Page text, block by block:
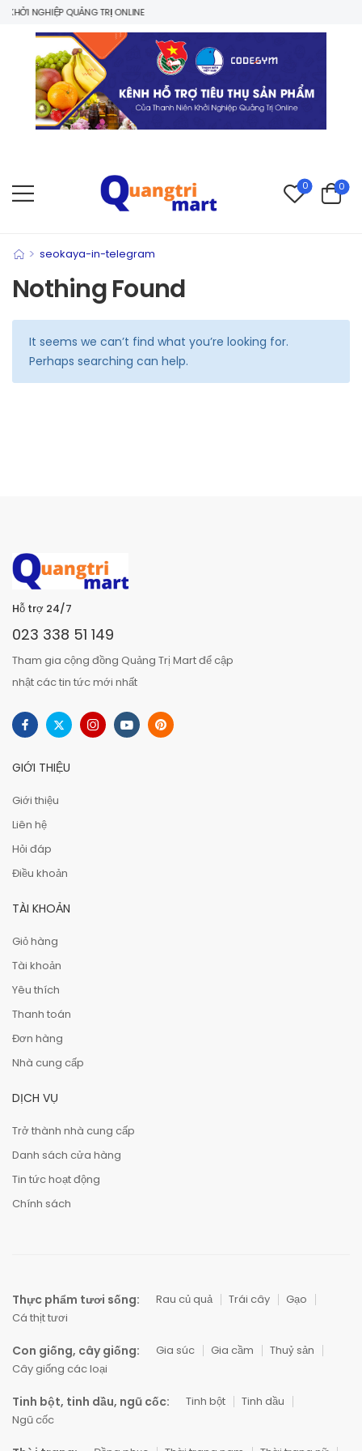
NGHIỆP QUẢNG TRỊ ONLINE
0 0
> seokaya-in-telegram
Nothing Found
It seems we can’t find what you’re looking for.
Perhaps searching can help.
Hỗ trợ 24/7
023 338 51 149
Tham gia cộng đồng Quảng Trị Mart để cập
nhật các tin tức mới nhất
GIỚI THIỆU
Giới thiệu
Liên hệ
Hỏi đáp
Điều khoản
TÀI KHOẢN
Giỏ hàng
Tài khoản
Yêu thích
Thanh toán
Đơn hàng
Nhà cung cấp
DỊCH VỤ
Trở thành nhà cung cấp
Danh sách cửa hàng
Tin tức hoạt động
Chính sách
Thực phẩm tươi sống: Rau củ quả Trái cây
Gạo
Cá thịt tươi
Con giống, cây giống: Gia súc Gia cầm
Thuỷ sản
Cây giống các loại
Tinh bột, tinh dầu, ngũ cốc: Tinh bột
Tinh dầu
Ngũ cốc